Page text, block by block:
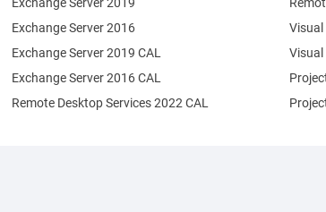
Exchange Server 2016
Remote Desktop Services 2022 CAL
Exchange Server 2019 CAL
Exchange Server 2016 CAL
Visual
Visual